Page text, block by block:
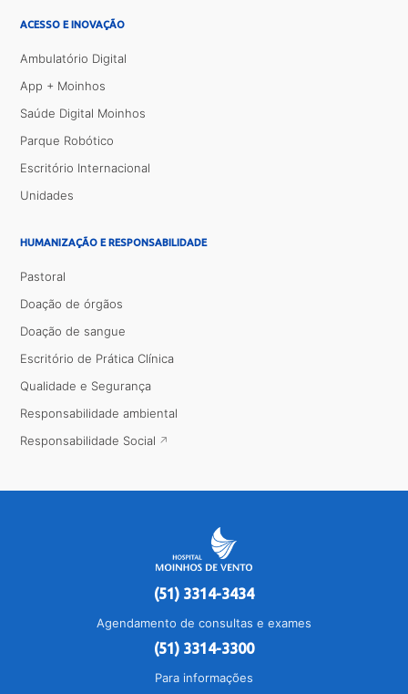
ACESSO E INOVAÇÃO
Ambulatório Digital
App + Moinhos
Saúde Digital Moinhos
Parque Robótico
Escritório Internacional
Unidades
HUMANIZAÇÃO E RESPONSABILIDADE
Pastoral
Doação de órgãos
Doação de sangue
Escritório de Prática Clínica
Qualidade e Segurança
Responsabilidade ambiental
Responsabilidade Social
(51) 3314-3434
Agendamento de consultas e exames
(51) 3314-3300
Para informações